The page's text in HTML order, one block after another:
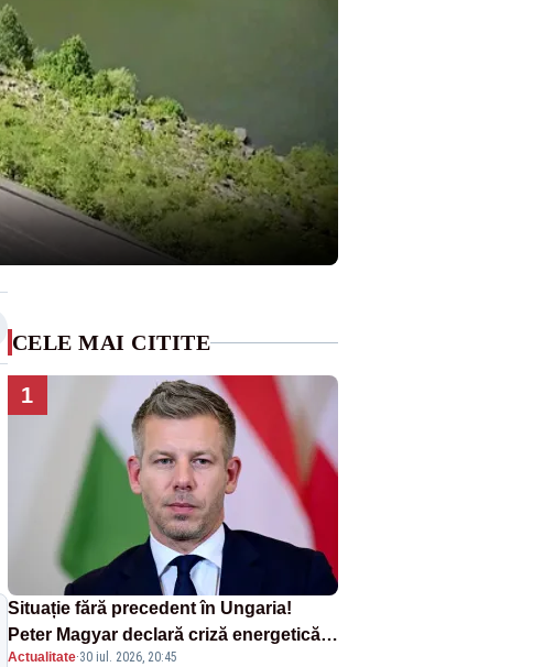
CELE MAI CITITE
1
Situație fără precedent în Ungaria!
Peter Magyar declară criză energetică
după oprirea centralei de la Paks
Actualitate·30 iul. 2026, 20:45